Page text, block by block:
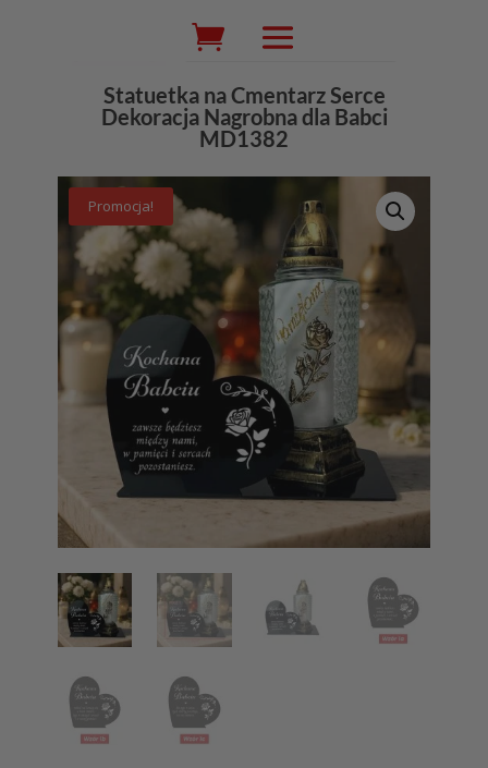
Wyszukiwarka
produktów
Statuetka na Cmentarz Serce
Dekoracja Nagrobna dla Babci
MD1382
Promocja!